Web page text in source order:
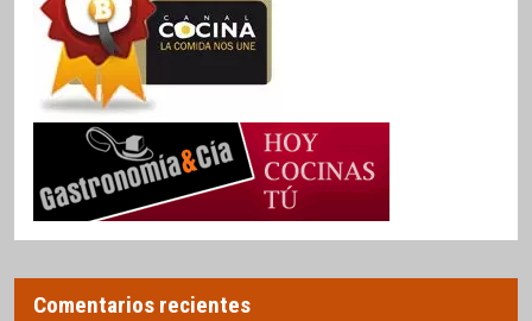
Comentarios recientes